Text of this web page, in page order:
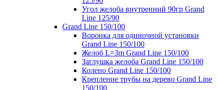
Угол желоба внутренний 90гр Grand
Line 125/90
Grand Line 150/100
Воронка для одиночной установки
Grand Line 150/100
Желоб L=3m Grand Line 150/100
Заглушка желоба Grand Line 150/100
Колено Grand Line 150/100
Крепление трубы на дерево Grand Line
150/100